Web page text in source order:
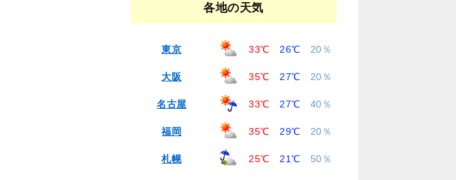
各地の天気
東京 33℃ 26℃ 20％
大阪 35℃ 27℃ 20％
名古屋 33℃ 27℃ 40％
福岡 35℃ 29℃ 20％
札幌 25℃ 21℃ 50％